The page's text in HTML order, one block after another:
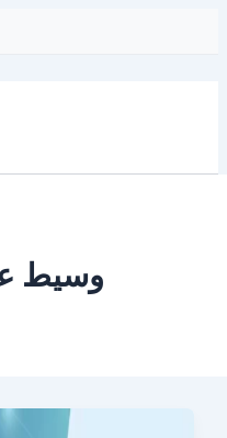
وسيط